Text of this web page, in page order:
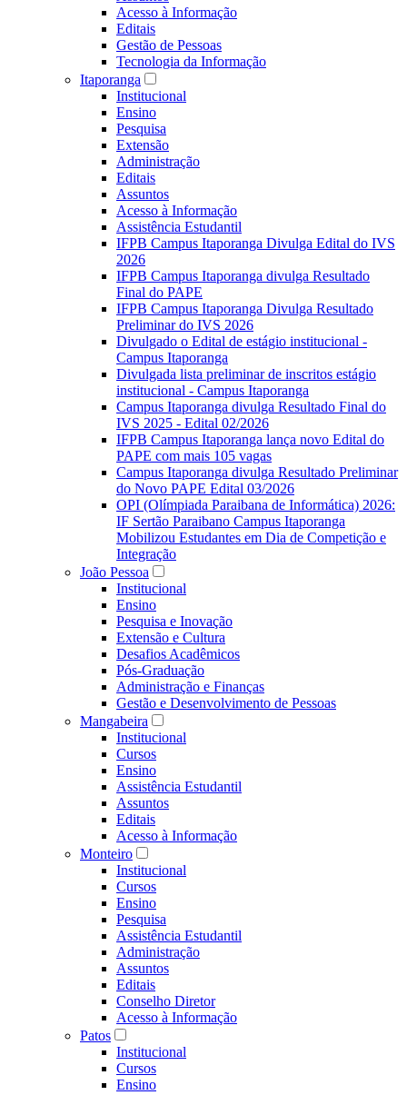
Acesso à Informação
Editais
Gestão de Pessoas
Tecnologia da Informação
Itaporanga
Institucional
Ensino
Pesquisa
Extensão
Administração
Editais
Assuntos
Acesso à Informação
Assistência Estudantil
IFPB Campus Itaporanga Divulga Edital do IVS
2026
IFPB Campus Itaporanga divulga Resultado
Final do PAPE
IFPB Campus Itaporanga Divulga Resultado
Preliminar do IVS 2026
Divulgado o Edital de estágio institucional -
Campus Itaporanga
Divulgada lista preliminar de inscritos estágio
institucional - Campus Itaporanga
Campus Itaporanga divulga Resultado Final do
IVS 2025 - Edital 02/2026
IFPB Campus Itaporanga lança novo Edital do
PAPE com mais 105 vagas
Campus Itaporanga divulga Resultado Preliminar
do Novo PAPE Edital 03/2026
OPI (Olímpiada Paraibana de Informática) 2026:
IF Sertão Paraibano Campus Itaporanga
Mobilizou Estudantes em Dia de Competição e
Integração
João Pessoa
Institucional
Ensino
Pesquisa e Inovação
Extensão e Cultura
Desafios Acadêmicos
Pós-Graduação
Administração e Finanças
Gestão e Desenvolvimento de Pessoas
Mangabeira
Institucional
Cursos
Ensino
Assistência Estudantil
Assuntos
Editais
Acesso à Informação
Monteiro
Institucional
Cursos
Ensino
Pesquisa
Assistência Estudantil
Administração
Assuntos
Editais
Conselho Diretor
Acesso à Informação
Patos
Institucional
Cursos
Ensino